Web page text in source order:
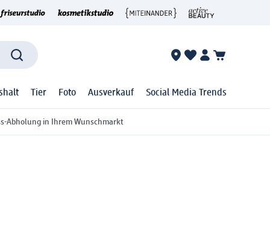
Tier Foto Ausverkauf Social Media Trends
Abholung in Ihrem Wunschmarkt